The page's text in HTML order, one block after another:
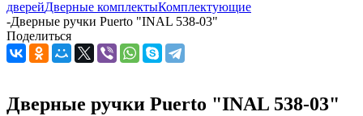
дверейДверные комплектыКомплектующие
-Дверные ручки Puerto "INAL 538-03"
Поделиться
Дверные ручки Puerto "INAL 538-03"